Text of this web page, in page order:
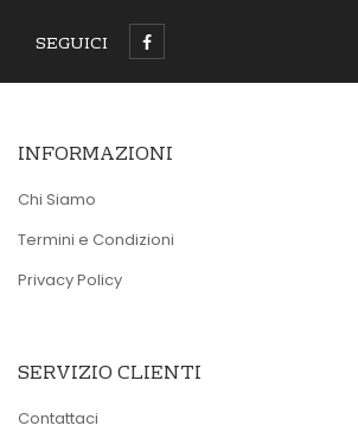
SEGUICI
INFORMAZIONI
Chi Siamo
Termini e Condizioni
Privacy Policy
SERVIZIO CLIENTI
Contattaci